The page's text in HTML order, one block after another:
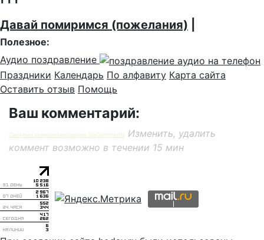
Давай помиримся (пожелания)
Полезное:
Аудио поздравление
Праздники Календарь По алфавиту Карта сайта
Оставить отзыв Помощь
Ваш комментарий:
Система комментирования SigComments
Изменить, удалить
коммент возможно в течении 15 мин